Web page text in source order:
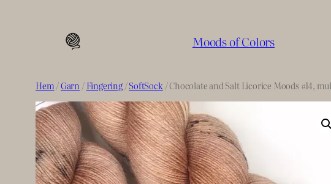
Moods of Colors
Hem/Garn /Fingering/SoftSock/ Chocolate and Salt Licorice Moods #14,